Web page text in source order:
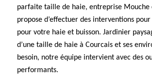
parfaite taille de haie, entreprise Mouche
propose d’effectuer des interventions
pour votre haie et buisson. Jardinier
d’une taille de haie à Courcais et ses
besoin, notre équipe intervient avec des
performants.